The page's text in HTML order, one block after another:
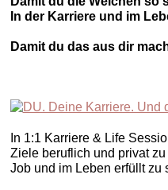
In der Karriere und im
Damit du das aus dir
In 1:1 Karriere & Life
Ziele beruflich und privat
Job und im Leben erfüllt zu